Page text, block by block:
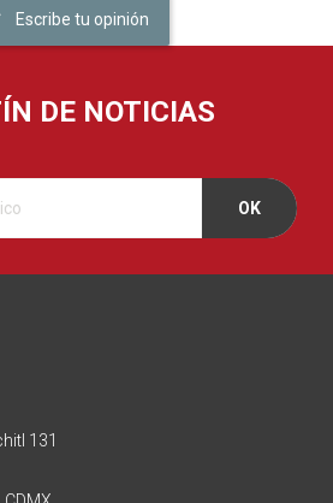
Escribe tu opinión
DE NOTICIAS
131